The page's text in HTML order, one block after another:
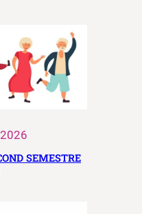
SEMESTRE